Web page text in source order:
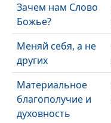
Зачем нам Слово
Божье?
Меняй себя, а не
других
Материальное
благополучие и
духовность